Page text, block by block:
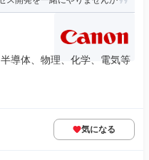
導体、物理、化学、電気等
気になる